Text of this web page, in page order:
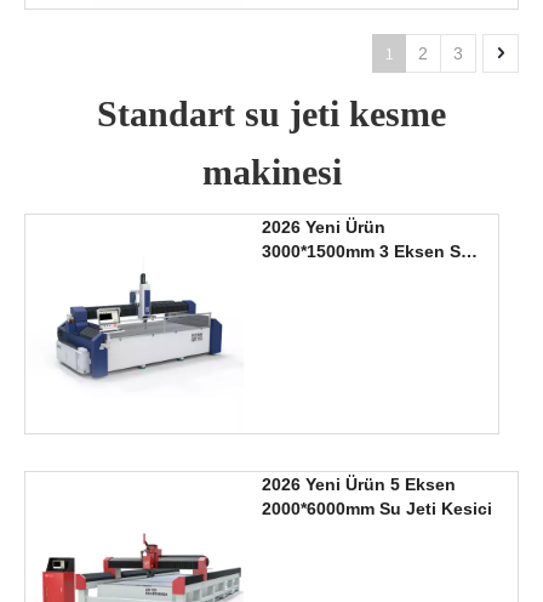
1 2 3
Standart su jeti kesme
makinesi
2026 Yeni Ürün
3000*1500mm 3 Eksen Su
2026 Yeni Ürün 5 Eksen
2000*6000mm Su Jeti Kesici